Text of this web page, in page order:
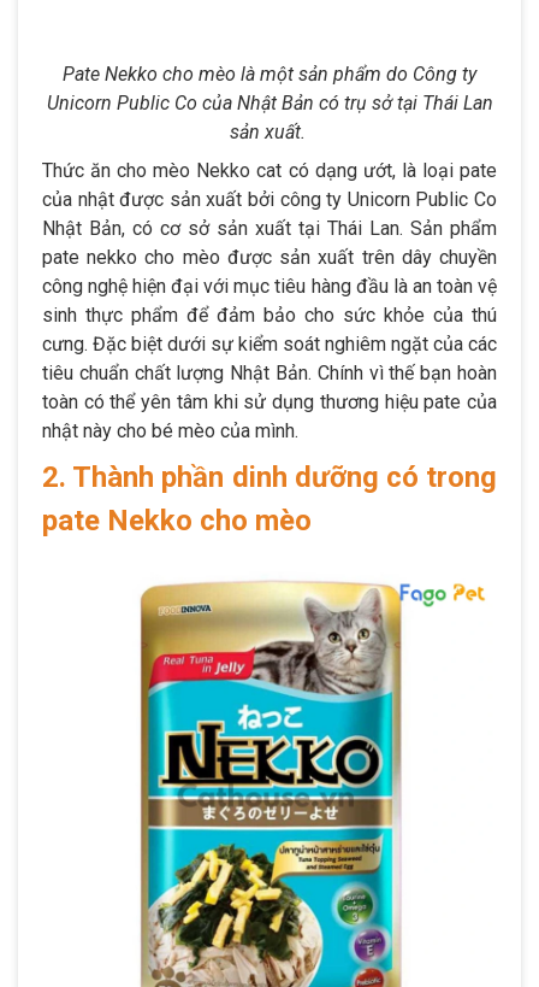
Pate Nekko cho mèo là một sản phẩm do Công ty
Unicorn Public Co của Nhật Bản có trụ sở tại Thái Lan
sản xuất.
Thức ăn cho mèo Nekko cat có dạng ướt, là loại pate
của nhật được sản xuất bởi công ty Unicorn Public Co
Nhật Bản, có cơ sở sản xuất tại Thái Lan. Sản phẩm
pate nekko cho mèo được sản xuất trên dây chuyền
công nghệ hiện đại với mục tiêu hàng đầu là an toàn vệ
sinh thực phẩm để đảm bảo cho sức khỏe của thú
cưng. Đặc biệt dưới sự kiểm soát nghiêm ngặt của các
tiêu chuẩn chất lượng Nhật Bản. Chính vì thế bạn hoàn
toàn có thể yên tâm khi sử dụng thương hiệu pate của
nhật này cho bé mèo của mình.
2. Thành phần dinh dưỡng có trong
pate Nekko cho mèo